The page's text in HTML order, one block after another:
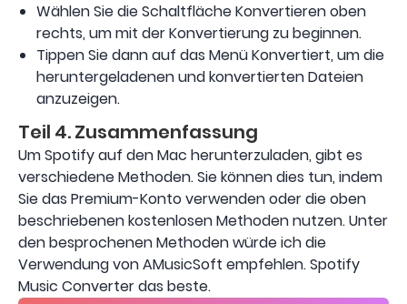
Wählen Sie die Schaltfläche Konvertieren oben
rechts, um mit der Konvertierung zu beginnen.
Tippen Sie dann auf das Menü Konvertiert, um die
heruntergeladenen und konvertierten Dateien
anzuzeigen.
Teil 4. Zusammenfassung
Um Spotify auf den Mac herunterzuladen, gibt es
verschiedene Methoden. Sie können dies tun, indem
Sie das Premium-Konto verwenden oder die oben
beschriebenen kostenlosen Methoden nutzen. Unter
den besprochenen Methoden würde ich die
Verwendung von AMusicSoft empfehlen. Spotify
Music Converter das beste.